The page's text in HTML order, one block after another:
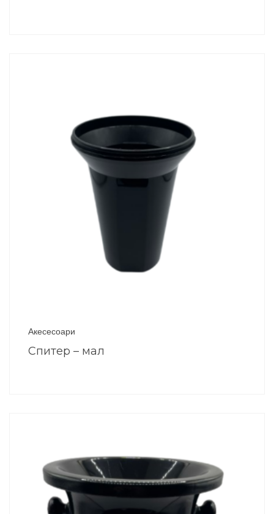
Акесесоари
Спитер – мал